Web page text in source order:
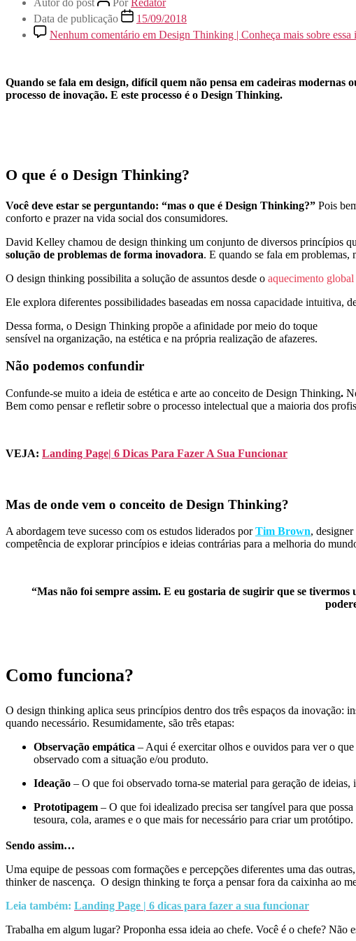
Autor do post PorRedator
Data de publicação
15/09/2018
Nenhum comentário em Design Thinking | Conheça mais sobre essa
Quando se fala em design, difícil quem não pensa em cadeiras
processo de inovação. E este processo é o Design Thinking.
O que é o Design Thinking?
Você deve estar se perguntando: “mas o que é Design Thinking?” Pois
conforto e prazer na vida social dos consumidores.
David Kelley chamou de design thinking um conjunto de diversos princípios
solução de problemas de forma inovadora. E quando se fala em problemas,
O design thinking possibilita a solução de assuntos desde o aquecimento global
Ele explora diferentes possibilidades baseadas em nossa capacidade intuitiva,
Dessa forma, o Design Thinking propõe a afinidade por meio do toque
sensível na organização, na estética e na própria realização de afazeres.
Não podemos confundir
Confunde-se muito a ideia de estética e arte ao conceito de Design Thinking.
Bem como pensar e refletir sobre o processo intelectual que a maioria dos
VEJA: Landing Page| 6 Dicas Para Fazer A Sua Funcionar
Mas de onde vem o conceito de Design Thinking?
A abordagem teve sucesso com os estudos liderados por Tim Brown,
competência de explorar princípios e ideias contrárias para a melhoria do
“Mas não foi sempre assim. E eu gostaria de sugirir que se
Como funciona?
O design thinking aplica seus princípios dentro dos três espaços da inovação:
quando necessário. Resumidamente, são três etapas:
Observação empática – Aqui é exercitar olhos e ouvidos para ver o
observado com a situação e/ou produto.
Ideação – O que foi observado torna-se material para geração de
Prototipagem – O que foi idealizado precisa ser tangível para que
tesoura, cola, arames e o que mais for necessário para criar um
Sendo assim…
Uma equipe de pessoas com formações e percepções diferentes uma das
thinker de nascença. O design thinking te força a pensar fora da caixinha ao
Leia também: Landing Page | 6 dicas para fazer a sua funcionar
Trabalha em algum lugar? Proponha essa ideia ao chefe. Você é o chefe?